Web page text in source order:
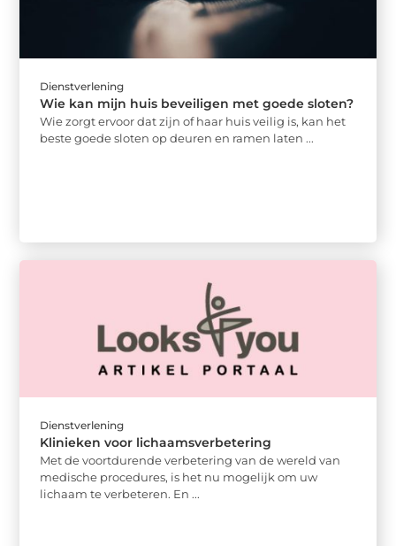
Dienstverlening
Wie kan mijn huis beveiligen met goede sloten?
Wie zorgt ervoor dat zijn of haar huis veilig is, kan het
beste goede sloten op deuren en ramen laten ...
Dienstverlening
Klinieken voor lichaamsverbetering
Met de voortdurende verbetering van de wereld van
medische procedures, is het nu mogelijk om uw
lichaam te verbeteren. En ...